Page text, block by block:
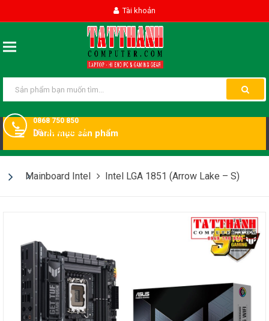
Tài khoản
0868 750 850
DĐ:0868750850
Danh mục sản phẩm
Mainboard Intel Intel LGA 1851 (Arrow Lake – S)